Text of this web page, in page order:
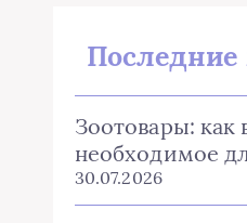
Зоотовары: как
необходимое
30.07.2026